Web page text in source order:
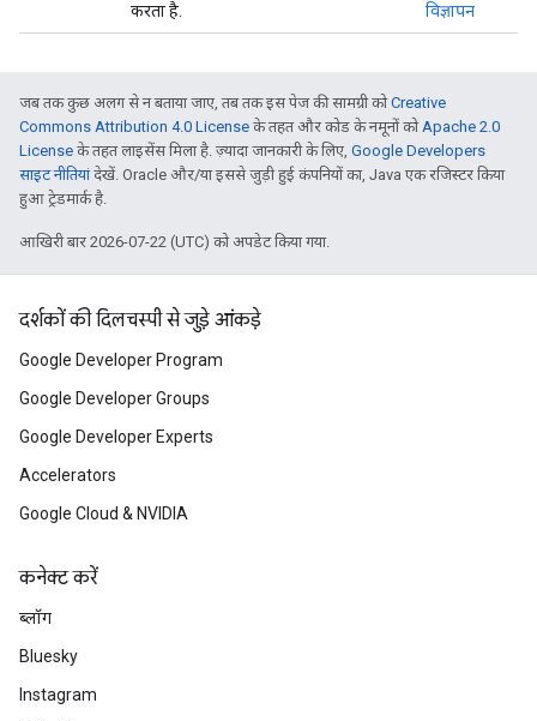
करता है.
विज्ञापन
जब तक कुछ अलग से न बताया जाए, तब तक इस पेज की सामग्री कोCreative
Commons Attribution 4.0 License के तहत और कोड के नमूनों कोApache 2.0
License के तहत लाइसेंस मिला है. ज़्यादा जानकारी के लिए, Google Developers
साइट नीतियांदेखें. Oracle और/या इससे जुड़ी हुई कंपनियों का, Java एक रजिस्टर किया
हुआ ट्रेडमार्क है.
आखिरी बार 2026-07-22 (UTC) को अपडेट किया गया.
दर्शकों की दिलचस्पी से जुड़े आंकड़े
Google Developer Program
Google Developer Groups
Google Developer Experts
Accelerators
Google Cloud & NVIDIA
कनेक्ट करें
ब्लॉग
Bluesky
Instagram